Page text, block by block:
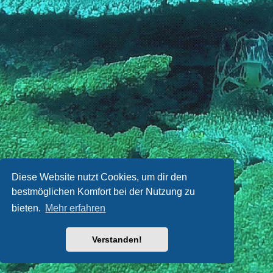
Diese Website nutzt Cookies, um dir den
bestmöglichen Komfort bei der Nutzung zu
bieten. Mehr erfahren
Verstanden!